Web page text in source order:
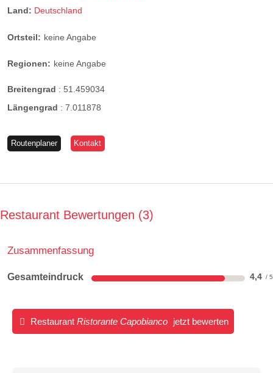
Land: Deutschland
Ortsteil: keine Angabe
Regionen: keine Angabe
Breitengrad : 51.459034
Längengrad : 7.011878
Routenplaner Kontakt
Restaurant Bewertungen 3
Zusammenfassung
Gesamteindruck 4,4
Restaurant Ristorante Capobianco jetzt bewerten